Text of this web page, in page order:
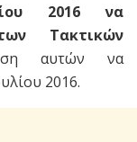
2016 να
Τακτικών
αυτών να
2016.